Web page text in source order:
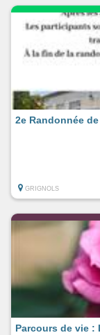
2e Randonnée
GRIGNOLS
Parcours de vie :